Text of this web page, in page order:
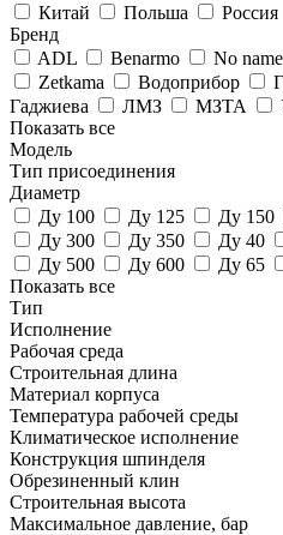
Китай
Польша Россия
Бренд
ADL
Benarmo No name
Zetkama
Водоприбор
Гаджиева
ЛМЗ МЗТА
Показать все
Модель
Тип присоединения
Диаметр
Ду 100
Ду 125 Ду 150
Ду 300
Ду 350 Ду 40
Ду 500
Ду 600 Ду 65
Показать все
Тип
Исполнение
Рабочая среда
Строительная длина
Материал корпуса
Температура рабочей среды
Климатическое исполнение
Конструкция шпинделя
Обрезиненный клин
Строительная высота
Максимальное давление, бар